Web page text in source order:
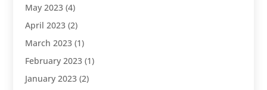
May 2023 (4)
April 2023 (2)
March 2023 (1)
February 2023 (1)
January 2023 (2)